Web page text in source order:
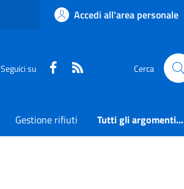
Accedi all'area personale
Seguici su Faceboook Cerca
Gestione rifiuti Tutti gli argomenti...